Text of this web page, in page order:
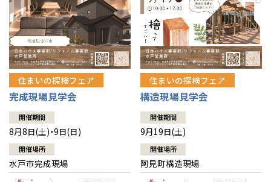
住まいの探検フェア
完成現場見学会
開催期間
8月8日(土)・9日(日)
開催場所
水戸市完成現場
住まいの探検フェア
構造現場見学会
開催期間
9月19日(土)
開催場所
阿見町構造現場